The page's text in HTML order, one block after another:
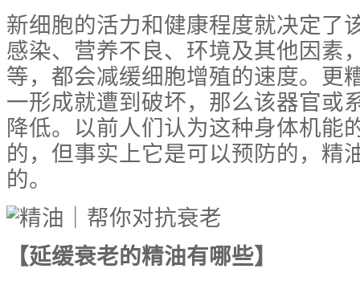
新细胞的活力和健康程度就决定了
感染、营养不良、环境及其他因素
等，都会减缓细胞增殖的速度。更
一形成就遭到破坏，那么该器官或
降低。以前人们认为这种身体机能
的，但事实上它是可以预防的，精
的。
【延缓衰老的精油有哪些】